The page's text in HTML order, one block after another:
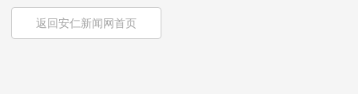
返回安仁新闻网首页